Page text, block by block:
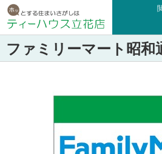
ファミリーマート昭和